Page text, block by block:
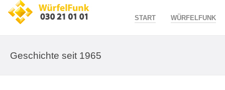
START WÜRFELFUNK
Geschichte seit 1965